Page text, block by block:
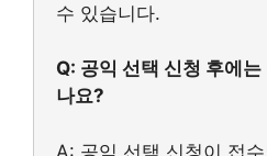
수 있습니다.
Q: 공익 선택 신청 후에는
나요?
A: 공익 선택 신청이 접